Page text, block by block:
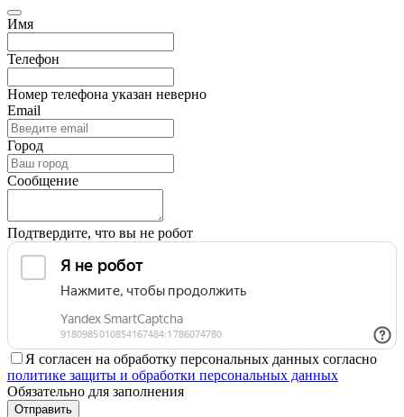
Имя
Телефон
Номер телефона указан неверно
Email
Город
Сообщение
Подтвердите, что вы не робот
Я согласен на обработку персональных данных согласно
политике защиты и обработки персональных данных
Обязательно для заполнения
Отправить